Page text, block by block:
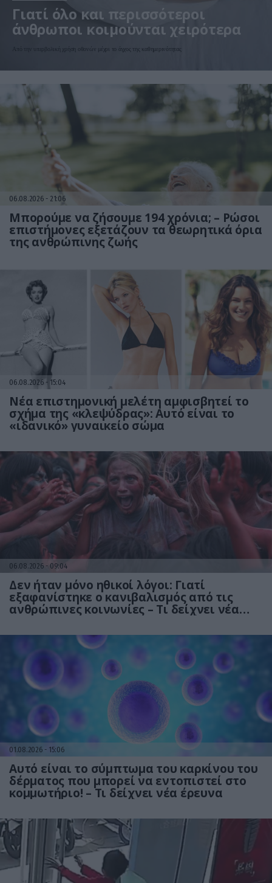
Γιατί όλο και περισσότεροι
άνθρωποι κοιμούνται χειρότερα
Από την υπερβολική χρήση οθονών μέχρι το άγχος της καθημερινότητας
06.08.2026 21:06
Μπορούμε να ζήσουμε 194 χρόνια; – Ρώσοι
επιστήμονες εξετάζουν τα θεωρητικά όρια
της ανθρώπινης ζωής
06.08.2026 15:04
Νέα επιστημονική μελέτη αμφισβητεί το
σχήμα της «κλεψύδρας»: Αυτό είναι το
«ιδανικό» γυναικείο σώμα
06.08.2026 09:04
Δεν ήταν μόνο ηθικοί λόγοι: Γιατί
εξαφανίστηκε ο κανιβαλισμός από τις
ανθρώπινες κοινωνίες – Τι δείχνει νέα
01.08.2026 15:06
Αυτό είναι το σύμπτωμα του καρκίνου του
δέρματος που μπορεί να εντοπιστεί στο
κομμωτήριο! – Τι δείχνει νέα έρευνα